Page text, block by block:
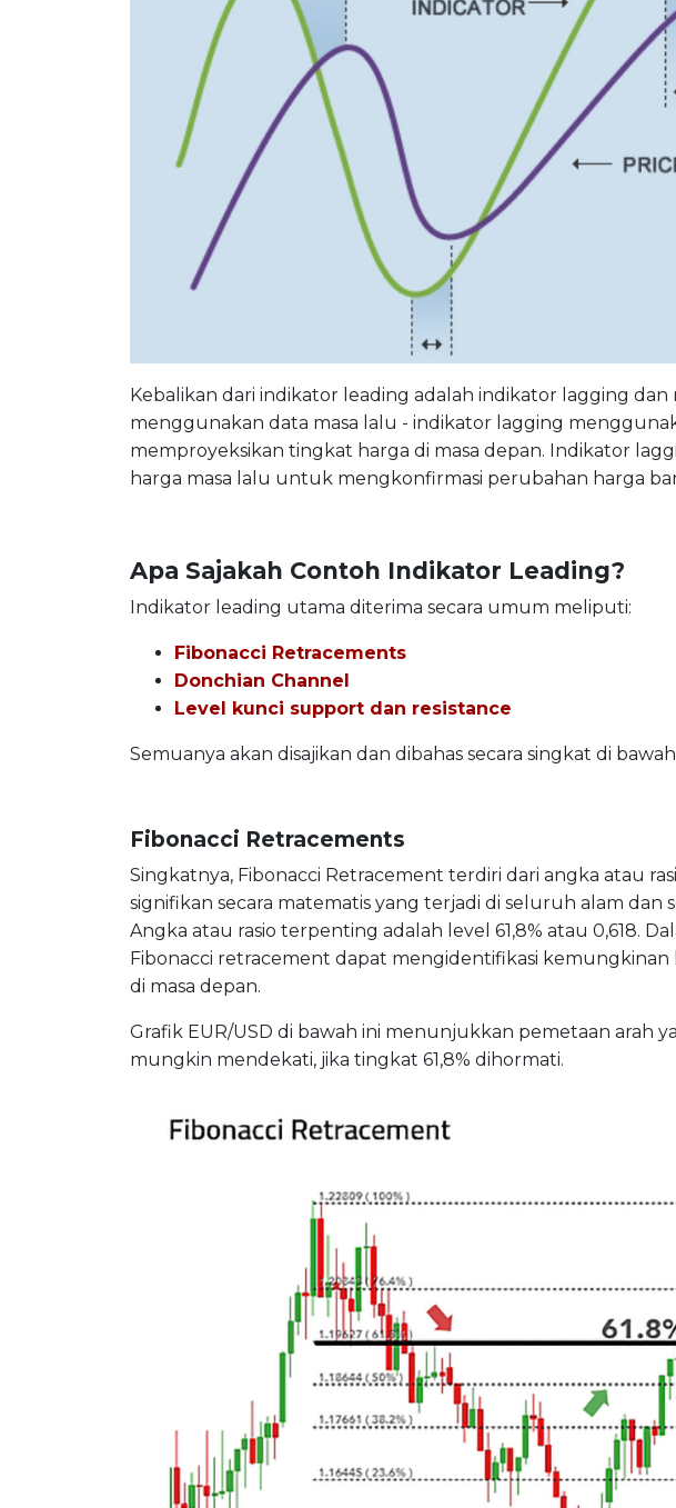
Kebalikan dari indikator leading adalah indikator lagging
menggunakan data masa lalu - indikator lagging
memproyeksikan tingkat harga di masa depan. Indikator
harga masa lalu untuk mengkonfirmasi perubahan harga
Apa Sajakah Contoh Indikator Leading?
Indikator leading utama diterima secara umum meliputi:
Fibonacci Retracements
Donchian Channel
Level kunci support dan resistance
Semuanya akan disajikan dan dibahas secara singkat di bawah
Fibonacci Retracements
Singkatnya, Fibonacci Retracement terdiri dari angka atau
signifikan secara matematis yang terjadi di seluruh alam dan
Angka atau rasio terpenting adalah level 61,8% atau 0,618.
Fibonacci retracement dapat mengidentifikasi kemungkinan
di masa depan.
Grafik EUR/USD di bawah ini menunjukkan pemetaan arah
mungkin mendekati, jika tingkat 61,8% dihormati.